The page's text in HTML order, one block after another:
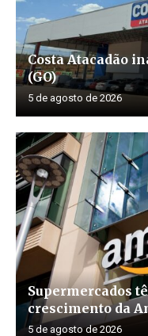
Costa Atacadão
(GO)
5 de agosto de 2026
Supermercados
crescimento da
5 de agosto de 2026